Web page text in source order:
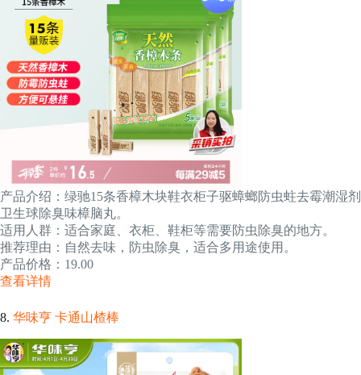
产品介绍：绿驰15条香樟木块鞋衣柜子驱蟑螂防虫蛀去霉潮湿剂
卫生球除臭味樟脑丸。
适用人群：适合家庭、衣柜、鞋柜等需要防虫除臭的地方。
推荐理由：自然去味，防虫除臭，适合多用途使用。
产品价格：19.00
查看详情
8. 华味亨 卡通山楂棒